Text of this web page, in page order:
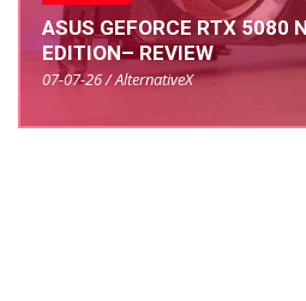
ASUS GEFORCE RTX 5080
EDITION– REVIEW
07-07-26 / AlternativeX